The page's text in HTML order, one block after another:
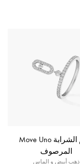
خاتم الشرابة Move Uno
المرصوف
ذهب أبيض و الماس